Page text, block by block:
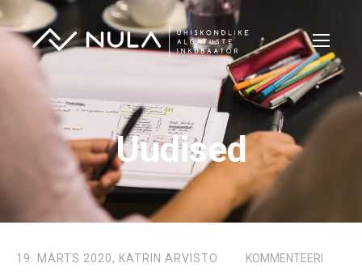
Uudised
19. MÄRTS 2020, KATRIN ARVISTO KOMMENTEERI